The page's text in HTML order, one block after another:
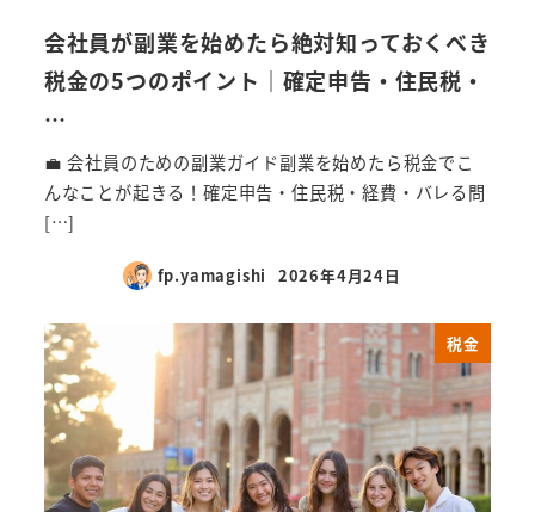
会社員が副業を始めたら絶対知っておくべき
税金の5つのポイント｜確定申告・住民税・
…
💼 会社員のための副業ガイド副業を始めたら税金でこ
んなことが起きる！確定申告・住民税・経費・バレる問
[…]
fp.yamagishi 2026年4月24日
税金